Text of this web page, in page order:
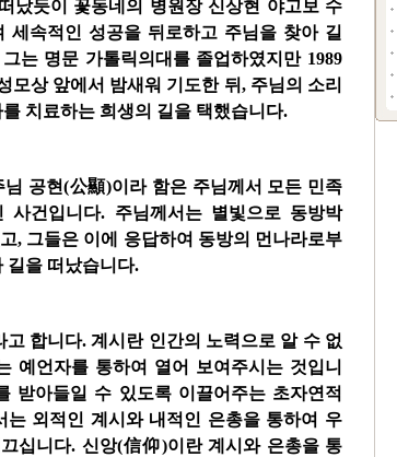
났듯이 꽃동네의 병원장 신상현 야고보 수
세속적인 성공을 뒤로하고 주님을 찾아 길
는 명문 가톨릭의대를 졸업하였지만 1989
모상 앞에서 밤새워 기도한 뒤, 주님의 소리
치료하는 희생의 길을 택했습니다.
공현(公顯)이라 함은 주님께서 모든 민족
건입니다. 주님께서는 별빛으로 동방박
, 그들은 이에 응답하여 동방의 먼나라로부
길을 떠났습니다.
합니다. 계시란 인간의 노력으로 알 수 없
예언자를 통하여 열어 보여주시는 것입니
받아들일 수 있도록 이끌어주는 초자연적
는 외적인 계시와 내적인 은총을 통하여 우
십니다. 신앙(信仰)이란 계시와 은총을 통